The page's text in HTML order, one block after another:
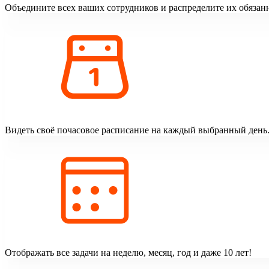
Объедините всех ваших сотрудников и распределите их
Видеть своё почасовое расписание на каждый выбранный день.
Отображать все задачи на неделю, месяц, год и даже 10 лет!